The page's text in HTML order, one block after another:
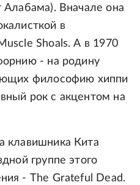
Алабама). Вначале она
в
Shoals. А в 1970
- на родину
философию хиппи
рок с акцентом на
клавишника Кита
группе этого
- The Grateful Dead.